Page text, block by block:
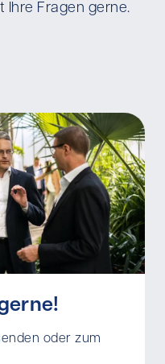
Fragen gerne.
oder zum